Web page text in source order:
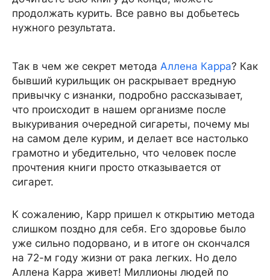
продолжать курить. Все равно вы добьетесь
нужного результата.
Так в чем же секрет метода Аллена Карра? Как
бывший курильщик он раскрывает вредную
привычку с изнанки, подробно рассказывает,
что происходит в нашем организме после
выкуривания очередной сигареты, почему мы
на самом деле курим, и делает все настолько
грамотно и убедительно, что человек после
прочтения книги просто отказывается от
сигарет.
К сожалению, Карр пришел к открытию метода
слишком поздно для себя. Его здоровье было
уже сильно подорвано, и в итоге он скончался
на 72-м году жизни от рака легких. Но дело
Аллена Карра живет! Миллионы людей по